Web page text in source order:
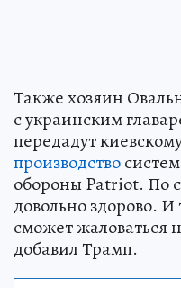
Также хозяин
с украинским
передадут
производство
обороны Patriot. По
довольно здорово.
сможет жаловаться
добавил Трамп.